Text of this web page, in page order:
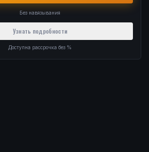
Без навязывания
Узнать подробности
Доступна рассрочка без %